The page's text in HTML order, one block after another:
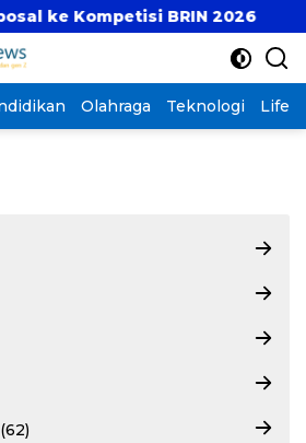
Kompetisi BRIN 2026
Olahraga Teknologi